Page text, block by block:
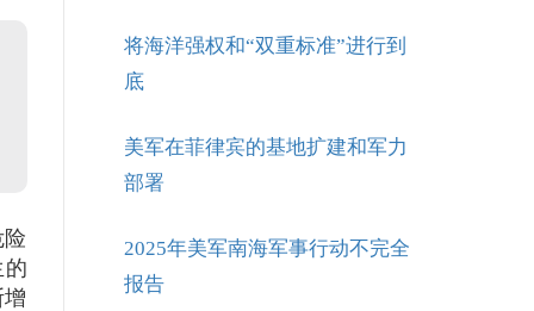
的
将海洋强权和“双重标准”进行到
底
美军在菲律宾的基地扩建和军力
部署
2025年美军南海军事行动不完全
报告